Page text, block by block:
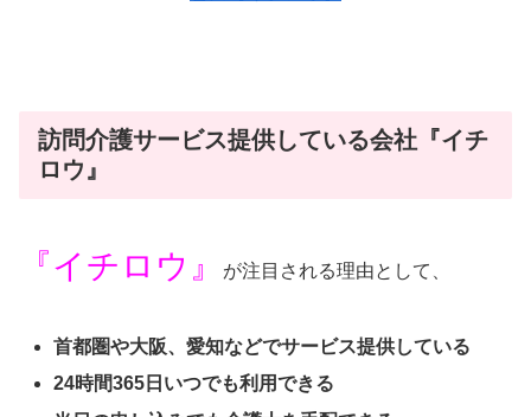
訪問介護サービス提供している会社『イチ
ロウ』
『イチロウ』 が注目される理由として、
首都圏や大阪、愛知などでサービス提供している
24時間365日いつでも利用できる